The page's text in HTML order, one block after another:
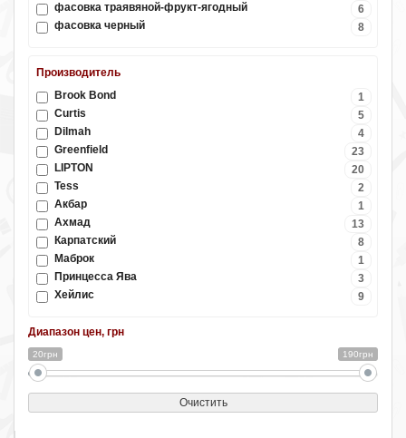
6
фасовка траявяной-фрукт-ягодный
8
фасовка черный
Производитель
1
Brook Bond
5
Curtis
4
Dilmah
23
Greenfield
20
LIPTON
2
Tess
1
Акбар
13
Ахмад
8
Карпатский
1
Маброк
3
Принцесса Ява
9
Хейлис
Диапазон цен, грн
20грн 190грн
Очистить